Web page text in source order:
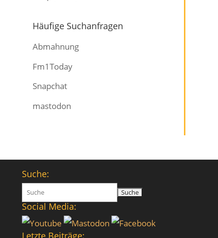
Häufige Suchanfragen
Abmahnung
Fm1Today
Snapchat
mastodon
Suche:
Suchen
nach:
Social Media:
Letzte Beiträge: